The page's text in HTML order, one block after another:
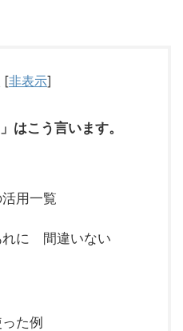
[非表示]
はこう言います。
活用一覧
に 間違いない
た例